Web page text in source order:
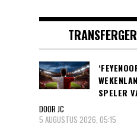
SPELER
DOOR JC
5 AUGUSTUS 2026, 05:15